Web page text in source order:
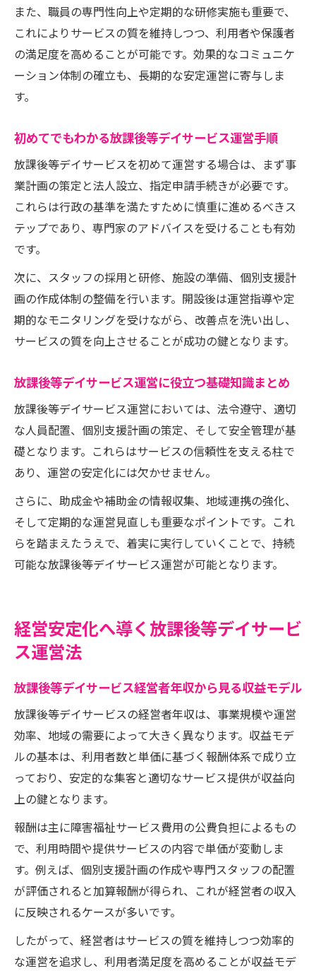
令和6年対応の放課後等デイサービス運営規
程
放課後等デイサービス運営指導で重視され
る書類
資金調達や助成金活用の具体的な進め方
放課後等デイサービス助成金の活用ポイン
ト
放課後等デイサービス運営費用の確保法
金融機関からの資金調達と放課後等デイサ
ービス運営
運営費試算で失敗しない放課後等デイサー
安定した放課後等デイサービス経営の秘訣とは
放課後等デイサービス経営安定のための習
慣
放課後等デイサービスの運営厳しい現実と
対策
放課後等デイサービス経営者の資質と成功
要素
放課後等デイサービス利用者支援と安定運
営の関係
また、職員の専門性向上や定期的な研修実施も重要で、
これによりサービスの質を維持しつつ、利用者や保護者
の満足度を高めることが可能です。効果的なコミュニケ
ーション体制の確立も、長期的な安定運営に寄与しま
す。
初めてでもわかる放課後等デイサービス運営手順
放課後等デイサービスを初めて運営する場合は、まず事
業計画の策定と法人設立、指定申請手続きが必要です。
これらは行政の基準を満たすために慎重に進めるべきス
テップであり、専門家のアドバイスを受けることも有効
です。
次に、スタッフの採用と研修、施設の準備、個別支援計
画の作成体制の整備を行います。開設後は運営指導や定
期的なモニタリングを受けながら、改善点を洗い出し、
サービスの質を向上させることが成功の鍵となります。
放課後等デイサービス運営に役立つ基礎知識まとめ
放課後等デイサービス運営においては、法令遵守、適切
な人員配置、個別支援計画の策定、そして安全管理が基
礎となります。これらはサービスの信頼性を支える柱で
あり、運営の安定化には欠かせません。
さらに、助成金や補助金の情報収集、地域連携の強化、
そして定期的な運営見直しも重要なポイントです。これ
らを踏まえたうえで、着実に実行していくことで、持続
可能な放課後等デイサービス運営が可能となります。
経営安定化へ導く放課後等デイサービ
ス運営法
放課後等デイサービス経営者年収から見る収益モデル
放課後等デイサービスの経営者年収は、事業規模や運営
効率、地域の需要によって大きく異なります。収益モデ
ルの基本は、利用者数と単価に基づく報酬体系で成り立
っており、安定的な集客と適切なサービス提供が収益向
上の鍵となります。
報酬は主に障害福祉サービス費用の公費負担によるもの
で、利用時間や提供サービスの内容で単価が変動しま
す。例えば、個別支援計画の作成や専門スタッフの配置
が評価されると加算報酬が得られ、これが経営者の収入
に反映されるケースが多いです。
したがって、経営者はサービスの質を維持しつつ効率的
な運営を追求し、利用者満足度を高めることが収益モデ